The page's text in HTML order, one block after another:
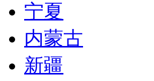
宁夏
内蒙古
新疆